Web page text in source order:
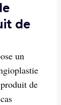
de
un
de